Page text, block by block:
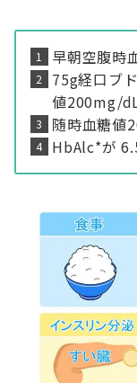
早朝空腹時
75g経口ブ
値200mg/
随時血糖値
HbAlc*が